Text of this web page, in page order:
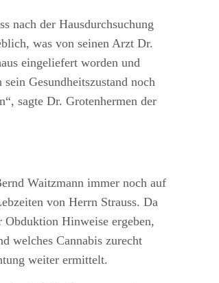
nach der Hausdurchsuchung
was von seinen Arzt Dr.
eingeliefert worden und
Gesundheitszustand noch
sagte Dr. Grotenhermen der
Waitzmann immer noch auf
von Herrn Strauss. Da
Hinweise ergeben,
welches Cannabis zurecht
weiter ermittelt.